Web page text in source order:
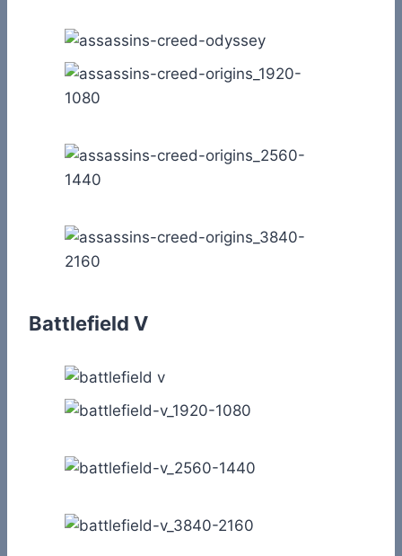
Battlefield V